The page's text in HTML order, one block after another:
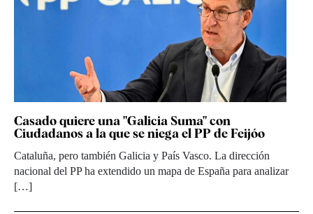
Casado quiere una "Galicia Suma" con
Ciudadanos a la que se niega el PP de Feijóo
Cataluña, pero también Galicia y País Vasco. La dirección
nacional del PP ha extendido un mapa de España para analizar
[…]